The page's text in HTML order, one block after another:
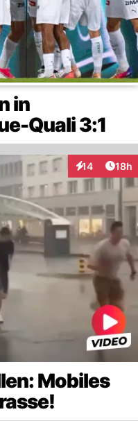
in
Quali 3:1
14
Interaktionen
18h
Mobiles